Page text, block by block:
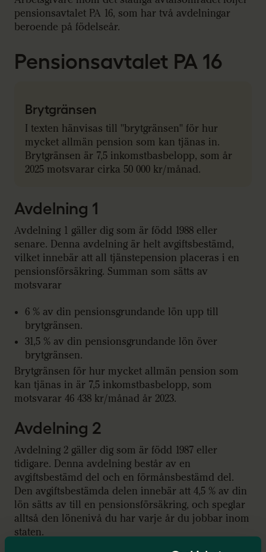
pensionsavtalet PA 16, som har två avdelningar
beroende på födelseår.
Pensionsavtalet PA 16
Brytgränsen
I texten hänvisas till "brytgränsen" för hur
mycket allmän pension som kan tjänas in.
Brytgränsen är 7,5 inkomstbasbelopp, som år
2025 motsvarar cirka 50 000 kr/månad.
Avdelning 1
Avdelning 1 gäller dig som är född 1988 eller
senare. Denna avdelning är helt avgiftsbestämd,
vilket innebär att all tjänstepension placeras i en
pensionsförsäkring. Summan som sätts av
motsvarar
6 % av din pensionsgrundande lön upp till
brytgränsen.
31,5 % av din pensionsgrundande lön över
brytgränsen.
Brytgränsen för hur mycket allmän pension som
kan tjänas in är 7,5 inkomstbasbelopp, som
motsvarar 46 438 kr/månad år 2023.
Avdelning 2
Avdelning 2 gäller dig som är född 1987 eller
tidigare. Denna avdelning består av en
avgiftsbestämd del och en förmånsbestämd del.
Den avgiftsbestämda delen innebär att 4,5 % av din
lön sätts av till en pensionsförsäkring, och speglar
alltså den lönenivå du har varje år du jobbar inom
staten.